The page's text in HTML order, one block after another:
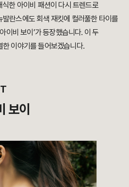
한 아이비 패션이 다시 트렌드로
발란스에도 회색 재킷에 컬러풀한 타이를
아이비 보이’가 등장했습니다. 이 두
이야기를 들어보겠습니다.
보이